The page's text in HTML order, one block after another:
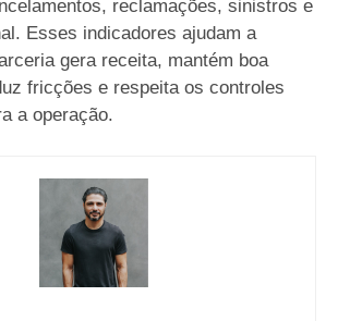
reclamações, sinistros e
Esses indicadores ajudam a
gera receita, mantém boa
fricções e respeita os controles
a operação.